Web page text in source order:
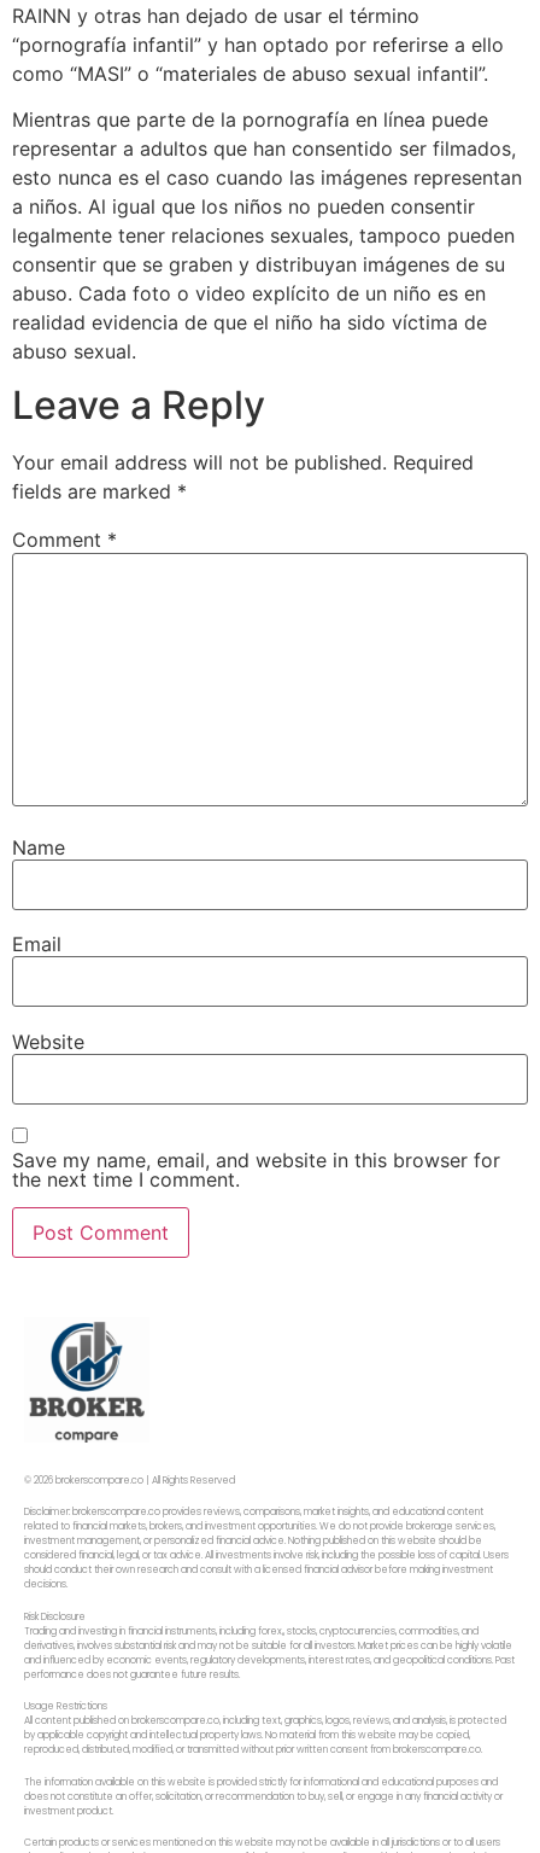
RAINN y otras han dejado de usar el término
“pornografía infantil” y han optado por referirse a ello
como “MASI” o “materiales de abuso sexual infantil”.
Mientras que parte de la pornografía en línea puede
representar a adultos que han consentido ser filmados,
esto nunca es el caso cuando las imágenes representan
a niños. Al igual que los niños no pueden consentir
legalmente tener relaciones sexuales, tampoco pueden
consentir que se graben y distribuyan imágenes de su
abuso. Cada foto o video explícito de un niño es en
realidad evidencia de que el niño ha sido víctima de
abuso sexual.
Leave a Reply
Your email address will not be published. Required
fields are marked *
Comment *
Name
Email
Website
Save my name, email, and website in this browser for
the next time I comment.
© 2026 brokerscompare.co | All Rights Reserved
Disclaimer: brokerscompare.co provides reviews, comparisons, market insights, and educational content
related to financial markets, brokers, and investment opportunities. We do not provide brokerage services,
investment management, or personalized financial advice. Nothing published on this website should be
considered financial, legal, or tax advice. All investments involve risk, including the possible loss of capital. Users
should conduct their own research and consult with a licensed financial advisor before making investment
decisions.
Risk Disclosure
Trading and investing in financial instruments, including forex,, stocks, cryptocurrencies, commodities, and
derivatives, involves substantial risk and may not be suitable for all investors. Market prices can be highly volatile
and influenced by economic events, regulatory developments, interest rates, and geopolitical conditions. Past
performance does not guarantee future results.
Usage Restrictions
All content published on brokerscompare.co, including text, graphics, logos, reviews, and analysis, is protected
by applicable copyright and intellectual property laws. No material from this website may be copied,
reproduced, distributed, modified, or transmitted without prior written consent from brokerscompare.co.
The information available on this website is provided strictly for informational and educational purposes and
does not constitute an offer, solicitation, or recommendation to buy, sell, or engage in any financial activity or
investment product.
Certain products or services mentioned on this website may not be available in all jurisdictions or to all users